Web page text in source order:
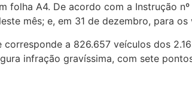
folha A4. De acordo com a Instrução
mês; e, em 31 de dezembro, para
a 826.657 veículos dos
infração gravíssima, com sete